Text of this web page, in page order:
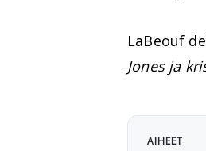
LaBeouf
Jones ja
AIHEET